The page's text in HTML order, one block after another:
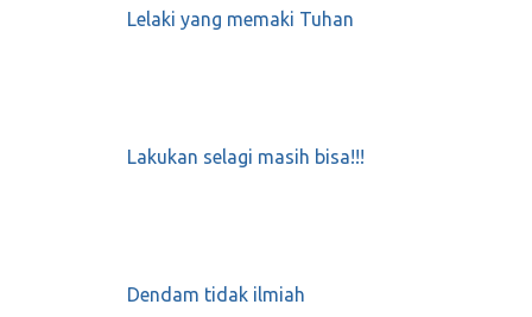
Lelaki yang memaki Tuhan
Lakukan selagi masih bisa!!!
Dendam tidak ilmiah